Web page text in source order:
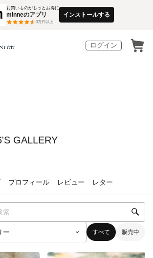
お買いものがもっとお得に
minneのアプリ
3万件以上
インストールする
ログイン
GALLERY
プロフィール レビュー レター
すべて 販売中